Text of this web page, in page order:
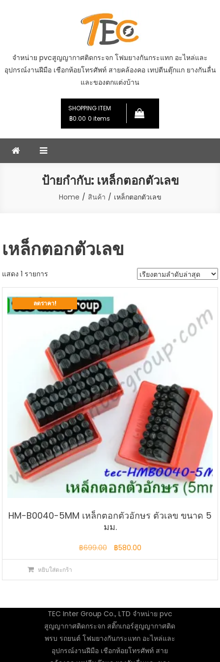
จำหน่าย pvcสูญญากาศติดกระจก โฟมยางกันกระแทก อะไหล่และ
อุปกรณ์งานฝีมือ เชือกห้อยโทรศัพท์ สายคล้องคอ เทปตีนตุ๊กแก ยางกันลื่น
และของตกแต่งบ้าน
SHOPPING ITEM
฿0.00 0 items
ป้ายกำกับ: เหล็กตอกตัวเลข
Home สินค้า เหล็กตอกตัวเลข
เหล็กตอกตัวเลข
แสดง 1 รายการ
ลดราคา!
HM-B0040-5MM เหล็กตอกตัวอักษร ตัวเลข ขนาด 5
มม.
฿699.00
Original
price
฿580.00Current
price
หยิบใส่ตะกร้า
TEC Inter Group Co., LTD จำหน่าย pvc
สูญญากาศติดกระจก สติ๊กเกอร์สูญญากาศติด
พรบ รถยนต์ โฟมยางกันกระแทก อะไหล่และ
อุปกรณ์งานฝีมือ เชือกห้อยโทรศัพท์ สาย